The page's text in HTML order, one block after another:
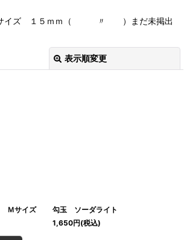
５ｍｍ（ 〃 ）まだ未掲出
表示順変更
Ｍサイズ
勾玉 ソーダライト
1,650円(税込)